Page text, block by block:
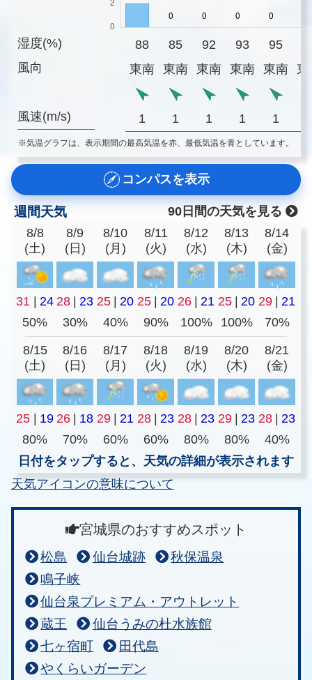
湿度(%)
風向
風速(m/s)
88 85 92 93 95
東南
東南 東南 東南 東南 東
1 1 1 1 1
※気温グラフは、表示期間の最高気温を赤、最低気温を青としています。
コンパスを表示
週間天気
90日間の天気を見る
8/8
(土)
8/9
(日)
8/10
(月)
8/11
(火)
8/12
(水)
8/13
(木)
8/14
(金)
31 24 28 23 25 20 25 20 26 21 25 20 29
21
50%
30% 40% 90% 100% 100% 70%
8/15
(土)
8/16
(日)
8/17
(月)
8/18
(火)
8/19
(水)
8/20
(木)
8/21
(金)
25 19 26 18 29 21 28 23 28 23 29 23 28
23
80%
70% 60% 60% 80% 80%
40%
日付をタップすると、天気の詳細が表示されます
天気アイコンの意味について
宮城県のおすすめスポット
松島 仙台城跡
秋保温泉
鳴子峡
仙台泉プレミアム・アウトレット
蔵王
仙台うみの杜水族館
七ヶ宿町
田代島
やくらいガーデン